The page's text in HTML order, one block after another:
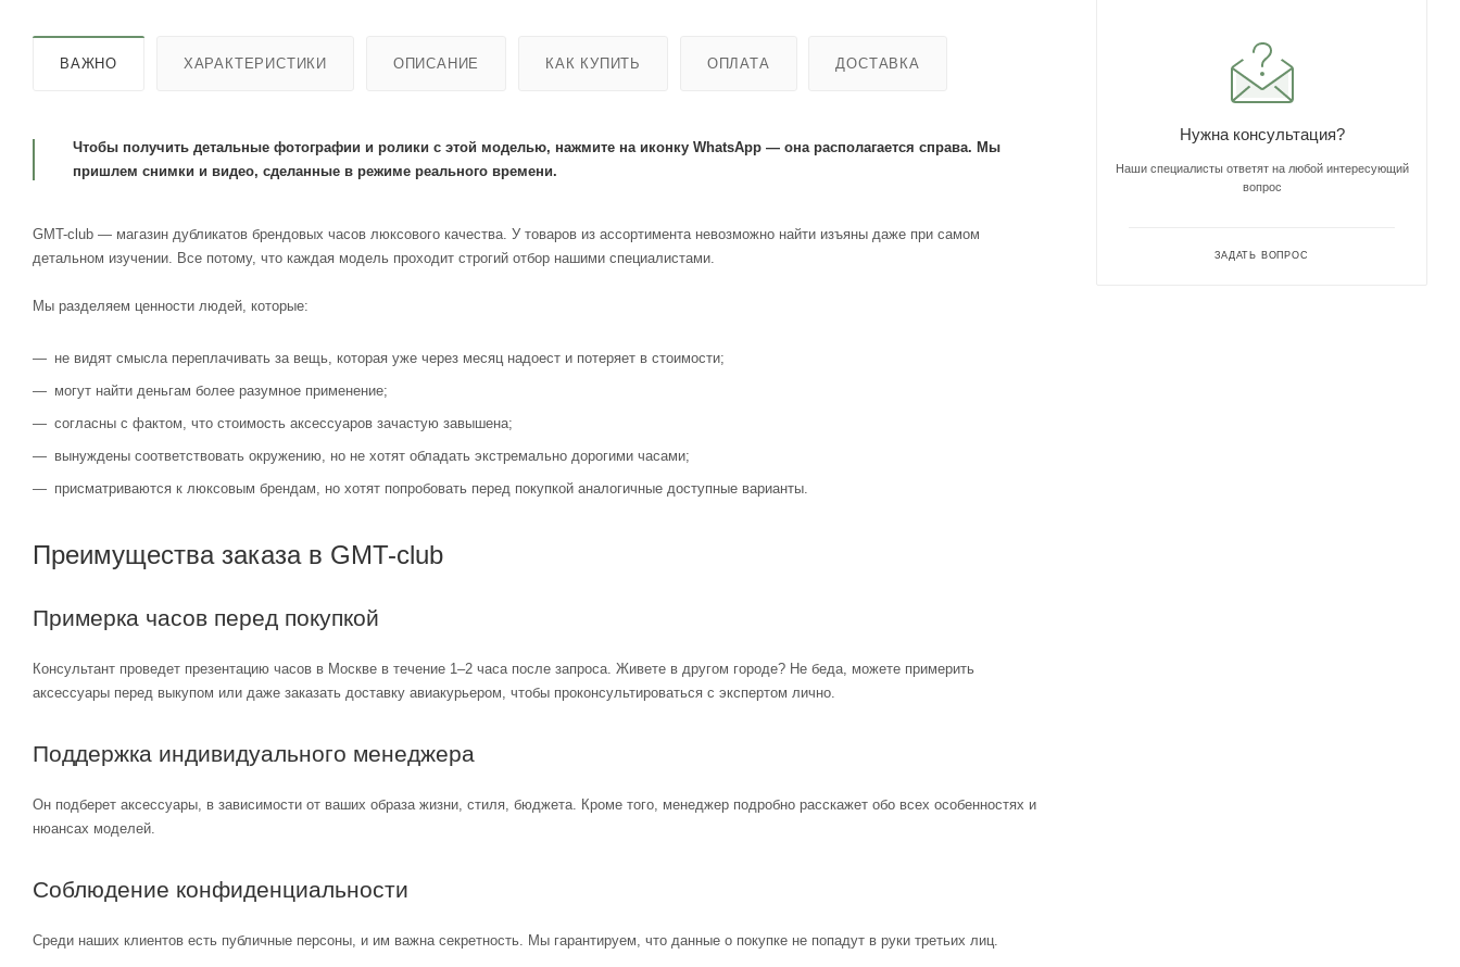
ВАЖНО ХАРАКТЕРИСТИКИ ОПИСАНИЕ КАК КУПИТЬ ОПЛАТА ДОСТАВКА
Чтобы получить детальные фотографии и ролики с этой моделью, нажмите на иконку WhatsApp — она располагается справа. Мы
пришлем снимки и видео, сделанные в режиме реального времени.
GMT-club — магазин дубликатов брендовых часов люксового качества. У товаров из ассортимента невозможно найти изъяны даже при самом
детальном изучении. Все потому, что каждая модель проходит строгий отбор нашими специалистами.
Мы разделяем ценности людей, которые:
не видят смысла переплачивать за вещь, которая уже через месяц надоест и потеряет в стоимости;
могут найти деньгам более разумное применение;
согласны с фактом, что стоимость аксессуаров зачастую завышена;
вынуждены соответствовать окружению, но не хотят обладать экстремально дорогими часами;
присматриваются к люксовым брендам, но хотят попробовать перед покупкой аналогичные доступные варианты.
Преимущества заказа в GMT-club
Примерка часов перед покупкой
Консультант проведет презентацию часов в Москве в течение 1–2 часа после запроса. Живете в другом городе? Не беда, можете примерить
аксессуары перед выкупом или даже заказать доставку авиакурьером, чтобы проконсультироваться с экспертом лично.
Поддержка индивидуального менеджера
Он подберет аксессуары, в зависимости от ваших образа жизни, стиля, бюджета. Кроме того, менеджер подробно расскажет обо всех особенностях и
нюансах моделей.
Соблюдение конфиденциальности
Среди наших клиентов есть публичные персоны, и им важна секретность. Мы гарантируем, что данные о покупке не попадут в руки третьих лиц.
Нужна консультация?
Наши специалисты ответят на любой интересующий
вопрос
ЗАДАТЬ ВОПРОС